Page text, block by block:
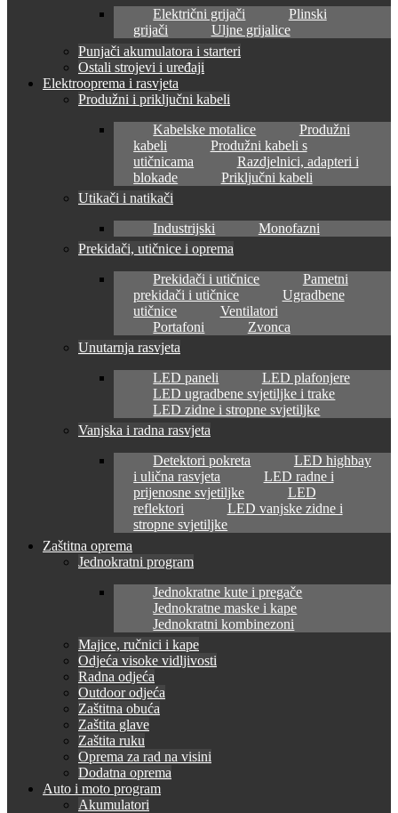
Električni grijači
Plinski
grijači
Uljne grijalice
Punjači akumulatora i starteri
Ostali strojevi i uređaji
Elektrooprema i rasvjeta
Produžni i priključni kabeli
Kabelske motalice
Produžni
kabeli
Produžni kabeli s
utičnicama
Razdjelnici, adapteri i
blokade
Priključni kabeli
Utikači i natikači
Industrijski
Monofazni
Prekidači, utičnice i oprema
Prekidači i utičnice
Pametni
prekidači i utičnice
Ugradbene
utičnice
Ventilatori
Portafoni
Zvonca
Unutarnja rasvjeta
LED paneli
LED plafonjere
LED ugradbene svjetiljke i trake
LED zidne i stropne svjetiljke
Vanjska i radna rasvjeta
Detektori pokreta
LED highbay
i ulična rasvjeta
LED radne i
prijenosne svjetiljke
LED
reflektori
LED vanjske zidne i
stropne svjetiljke
Zaštitna oprema
Jednokratni program
Jednokratne kute i pregače
Jednokratne maske i kape
Jednokratni kombinezoni
Majice, ručnici i kape
Odjeća visoke vidljivosti
Radna odjeća
Outdoor odjeća
Zaštitna obuća
Zaštita glave
Zaštita ruku
Oprema za rad na visini
Dodatna oprema
Auto i moto program
Akumulatori